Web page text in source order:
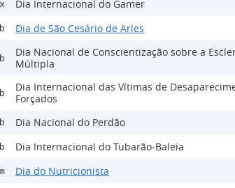
Dia Internacional do Gamer
Dia de São Cesário de Arles
Dia Nacional de Conscientização sobre a
Múltipla
Dia Internacional das Vítimas de
Forçados
Dia Nacional do Perdão
Dia Internacional do Tubarão-Baleia
Dia do Nutricionista